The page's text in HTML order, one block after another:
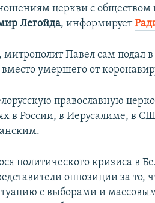
церкви с
Легойда, информирует
Павел сам подал в
умершего от
православную
в России, в Иерусалиме, в
политического кризиса в
оппозиции за то,
с выборами и